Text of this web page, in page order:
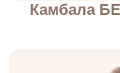
Камбала